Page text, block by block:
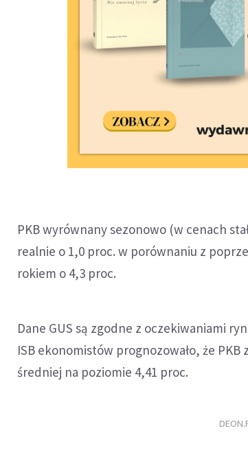
PKB wyrównany sezonowo (w cenach
realnie o 1,0 proc. w porównaniu z
rokiem o 4,3 proc.
Dane GUS są zgodne z oczekiwaniami
ISB ekonomistów prognozowało, że PKB
średniej na poziomie 4,41 proc.